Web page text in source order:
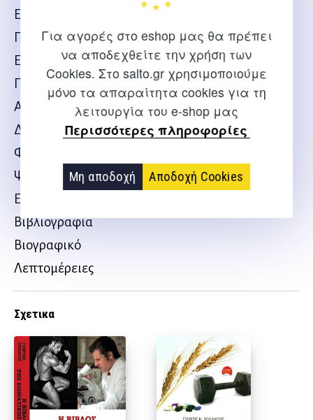
Για αγορές στο eshop μας θα πρέπει
να αποδεχθείτε την χρήση των
Cookies. Στο salto.gr χρησιμοποιούμε
μόνο τα απαραίτητα cookies για τη
λειτουργία του e-shop μας
Περισσότερες πληροφορίες
Μη αποδοχή Αποδοχή Cookies
Ευχαριστίες
Πρόλογος
Εισαγωγή
Προλογισμοί
Ασκησεολογία
Διατροφολογία
Φαρμακοδιέγερση
Ψυχολογία αθλητή
Επίλογος
Βιβλιογραφία
Βιογραφικό
Λεπτομέρειες
Σχετικα